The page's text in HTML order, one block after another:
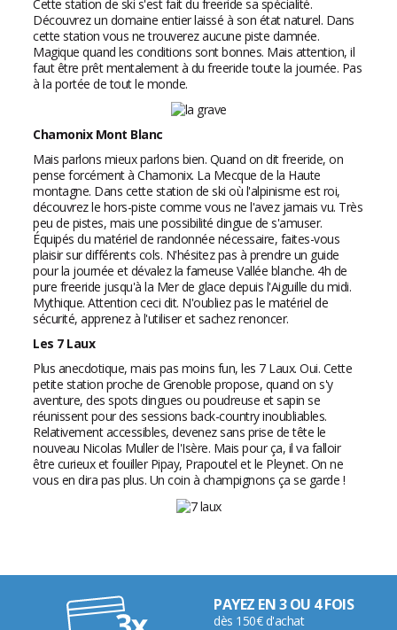
Cette station de ski s'est fait du freeride sa spécialité.
Découvrez un domaine entier laissé à son état naturel. Dans
cette station vous ne trouverez aucune piste damnée.
Magique quand les conditions sont bonnes. Mais attention, il
faut être prêt mentalement à du freeride toute la journée. Pas
à la portée de tout le monde.
Chamonix Mont Blanc
Mais parlons mieux parlons bien. Quand on dit freeride, on
pense forcément à Chamonix. La Mecque de la Haute
montagne. Dans cette station de ski où l'alpinisme est roi,
découvrez le hors-piste comme vous ne l'avez jamais vu. Très
peu de pistes, mais une possibilité dingue de s'amuser.
Équipés du matériel de randonnée nécessaire, faites-vous
plaisir sur différents cols. N'hésitez pas à prendre un guide
pour la journée et dévalez la fameuse Vallée blanche. 4h de
pure freeride jusqu'à la Mer de glace depuis l'Aiguille du midi.
Mythique. Attention ceci dit. N'oubliez pas le matériel de
sécurité, apprenez à l'utiliser et sachez renoncer.
Les 7 Laux
Plus anecdotique, mais pas moins fun, les 7 Laux. Oui. Cette
petite station proche de Grenoble propose, quand on s'y
aventure, des spots dingues ou poudreuse et sapin se
réunissent pour des sessions back-country inoubliables.
Relativement accessibles, devenez sans prise de tête le
nouveau Nicolas Muller de l'Isère. Mais pour ça, il va falloir
être curieux et fouiller Pipay, Prapoutel et le Pleynet. On ne
vous en dira pas plus. Un coin à champignons ça se garde !
PAYEZ EN 3 OU 4 FOIS
dès 150€ d'achat